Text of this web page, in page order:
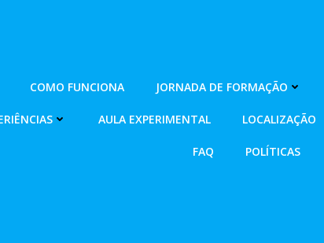
COMO FUNCIONA JORNADA DE FORMAÇÃO
AULA EXPERIMENTAL LOCALIZAÇÃO
FAQ POLÍTICAS